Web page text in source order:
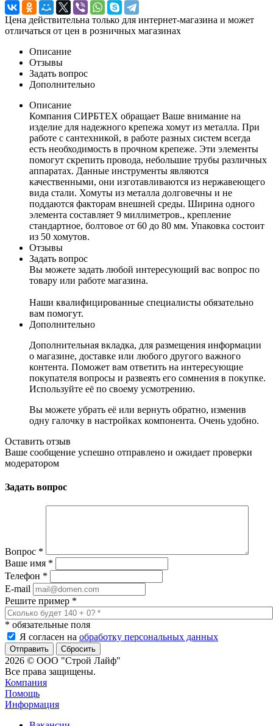
Цена действительна только для интернет-магазина и может
отличаться от цен в розничных магазинах
Описание
Отзывы
Задать вопрос
Дополнительно
Описание
Компания СИРБТЕХ обращает Ваше внимание на
изделие для надежного крепежа хомут из металла. При
работе с сантехникой, в работе разных систем всегда
есть необходимость в прочном крепеже. Эти элементы
помогут скрепить провода, небольшие трубы различных
аппаратах. Данные инструменты являются
качественными, они изготавливаются из нержавеющего
вида стали. Хомуты из металла долговечны и не
поддаются факторам внешней среды. Ширина одного
элемента составляет 9 миллиметров., крепление
стандартное, болтовое от 60 до 80 мм. Упаковка состоит
из 50 хомутов.
Отзывы
Задать вопрос
Вы можете задать любой интересующий вас вопрос по
товару или работе магазина.
Наши квалифицированные специалисты обязательно
вам помогут.
Дополнительно
Дополнительная вкладка, для размещения информации
о магазине, доставке или любого другого важного
контента. Поможет вам ответить на интересующие
покупателя вопросы и развеять его сомнения в покупке.
Используйте её по своему усмотрению.
Вы можете убрать её или вернуть обратно, изменив
одну галочку в настройках компонента. Очень удобно.
Оставить отзыв
Ваше сообщение успешно отправлено и ожидает проверки
модератором
Задать вопрос
Вопрос *
Ваше имя *
Телефон *
E-mail
Решите пример *
* обязательные поля
Я согласен на обработку персональных данных
Сбросить
2026 © ООО "Строй Лайф"
Все права защищены.
Компания
Помощь
Информация